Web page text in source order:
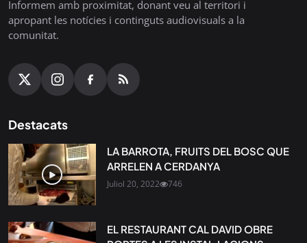
Informem amb proximitat, donant veu al territori i
apropant les notícies i continguts audiovisuals a la
comunitat.
Destacats
LA BARROTA, FRUITS DEL BOSC QUE
ARRELEN A CERDANYA
Juliol 20, 2022 746
EL RESTAURANT CAL DAVID OBRE